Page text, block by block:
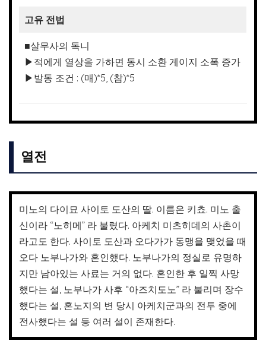
고유 전법
■살무사의 독니
▶적에게 열상을 가하면 동시 소환 게이지 소폭 증가
▶발동 조건 : (매)*5, (참)*5
열전
미노의 다이묘 사이토 도산의 딸. 이름은 키쵸. 미노 출
신이라 “노히메” 라 불렸다. 아케치 미츠히데의 사촌이
라고도 한다. 사이토 도산과 오다가가 동맹을 맺었을 때
오다 노부나가와 혼인했다. 노부나가의 정실로 유명하
지만 남아있는 사료는 거의 없다. 혼인한 후 일찍 사망
했다는 설, 노부나가 사후 “아즈치도노” 라 불리며 장수
했다는 설, 혼노지의 변 당시 아케치군과의 전투 중에
전사했다는 설 등 여러 설이 존재한다.